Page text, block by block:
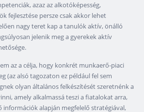
azaz az alkotóképesség,
fejlesztése persze csak akkor lehet
nagy teret kap a tanulók aktív, önálló
jelenik meg a gyerekek aktív
az a célja, hogy konkrét munkaerő-piaci
(az alsó tagozaton ez például fel sem
olyan általános felkészítését szeretnénk a
amely alkalmassá teszi a fiatalokat arra,
alapján megfelelő stratégiával,